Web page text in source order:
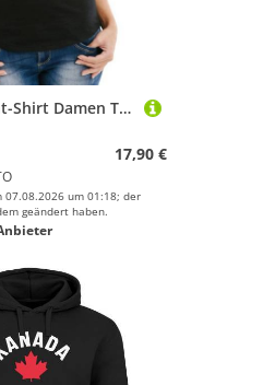
Neverless Print-Shirt Damen T-Shirt Tiger Brand Tokyo Supply Japan Athletic Sport Slim Fit Neverless® mit Print
17,90 €
um 01:18; der
geändert haben.